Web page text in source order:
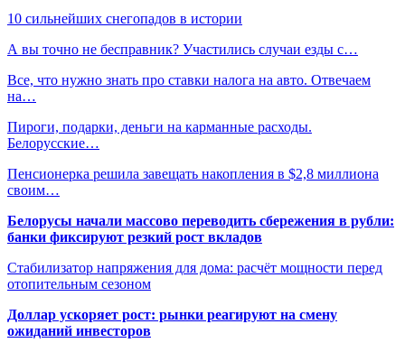
10 сильнейших снегопадов в истории
А вы точно не бесправник? Участились случаи езды с…
Все, что нужно знать про ставки налога на авто. Отвечаем
на…
Пироги, подарки, деньги на карманные расходы.
Белорусские…
Пенсионерка решила завещать накопления в $2,8 миллиона
своим…
Белорусы начали массово переводить сбережения в рубли:
банки фиксируют резкий рост вкладов
Стабилизатор напряжения для дома: расчёт мощности перед
отопительным сезоном
Доллар ускоряет рост: рынки реагируют на смену
ожиданий инвесторов